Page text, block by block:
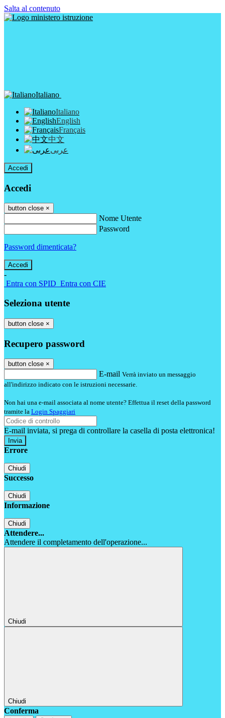
Salta al contenuto
Italiano
Italiano
English
Français
中文
عربى
Accedi
Accedi
button close ×
Nome Utente
Password
Password dimenticata?
-
Entra con SPID Entra con CIE
Seleziona utente
button close ×
Recupero password
button close ×
E-mail Verrà inviato un messaggio
all'indirizzo indicato con le istruzioni necessarie.
Non hai una e-mail associata al nome utente? Effettua il reset della password
tramite la Login Spaggiari
E-mail inviata, si prega di controllare la casella di posta elettronica!
Errore
Chiudi
Successo
Chiudi
Informazione
Chiudi
Attendere...
Attendere il completamento dell'operazione...
Chiudi
Chiudi
Conferma